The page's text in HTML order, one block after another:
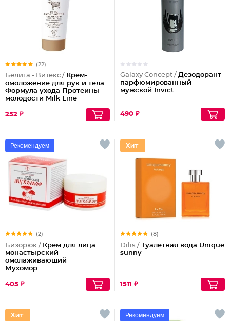
(22)
Белита - Витекс / Крем-
омоложение для рук и тела
Формула ухода Протеины
молодости Milk Line
252 ₽
Galaxy Concept / Дезодорант
парфюмированный
мужской Invict
490 ₽
Рекомендуем
(2)
Бизорюк / Крем для лица
монастырский
омолаживающий
Мухомор
405 ₽
(8)
Dilis / Туалетная вода Unique
sunny
1511 ₽
Рекомендуем